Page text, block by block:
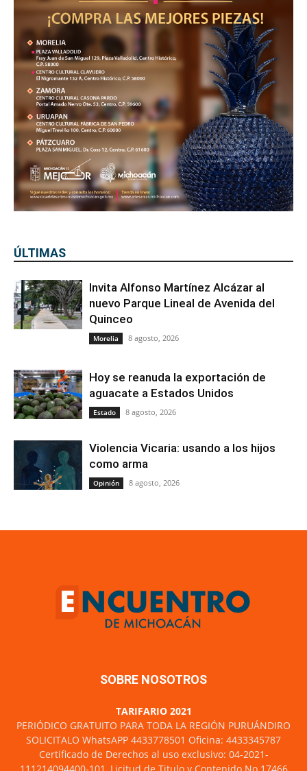
ÚLTIMAS
Invita Alfonso Martínez Alcázar al
nuevo Parque Lineal de Avenida del
Quinceo
Morelia 8 agosto, 2026
Hoy se reanuda la exportación de
aguacate a Estados Unidos
Estado 8 agosto, 2026
Violencia Vicaria: usando a los hijos
como arma
Opinión 8 agosto, 2026
SOBRE NOSOTROS
TARIFARIO 2021
PERIÓDICO GRATUITO PARA TODA LA REGIÓN PURUÁNDIRO
SOLICITALO WhatsAPP 4433778501 Oficina: 4433345787
Certificado de Derechos al uso exclusivo: 04-2021-